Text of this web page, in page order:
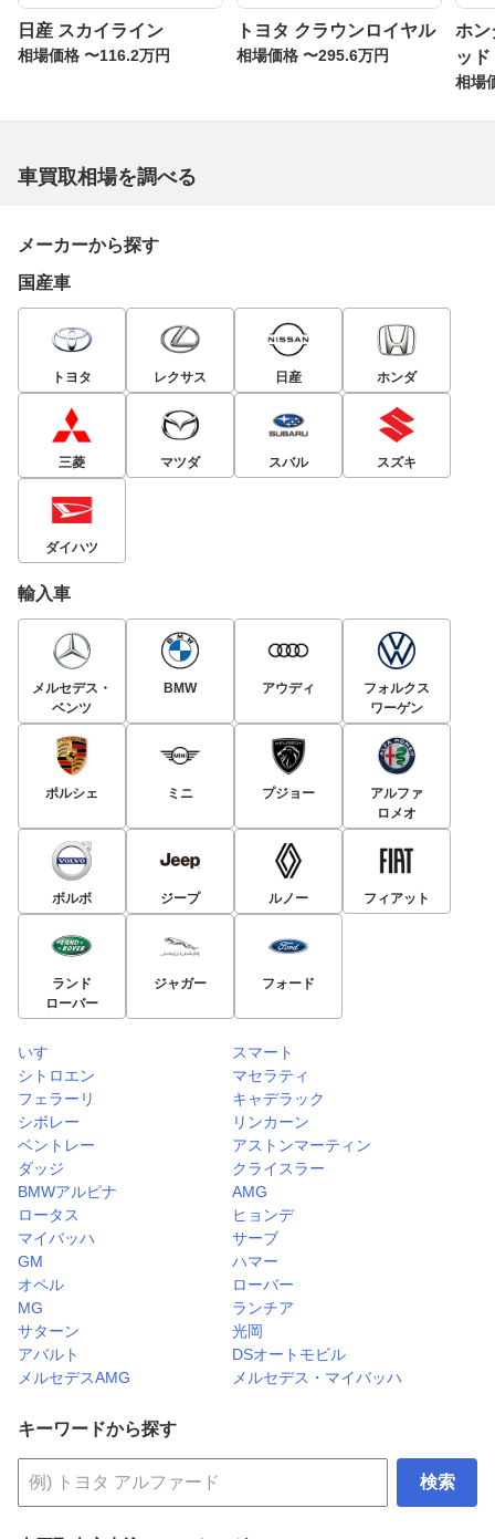
日産 スカイライン
相場価格 〜116.2万円
トヨタ クラウンロイヤル
相場価格 〜295.6万円
ホン
ッド
相場
車買取相場を調べる
メーカーから探す
国産車
トヨタ レクサス 日産 ホンダ
三菱 マツダ スバル スズキ
ダイハツ
輸入車
メルセデス・
ベンツ
BMW アウディ
フォルクス
ワーゲン
ポルシェ ミニ プジョー
アルファ
ロメオ
ボルボ ジープ ルノー フィアット
ランド
ローバー
ジャガー フォード
いすゞ
スマート
シトロエン
マセラティ
フェラーリ
キャデラック
シボレー
リンカーン
ベントレー
アストンマーティン
ダッジ
クライスラー
BMWアルピナ
AMG
ロータス
ヒョンデ
マイバッハ
サーブ
GM
ハマー
オペル
ローバー
MG
ランチア
サターン
光岡
アバルト
DSオートモビル
メルセデスAMG
メルセデス・マイバッハ
キーワードから探す
検索